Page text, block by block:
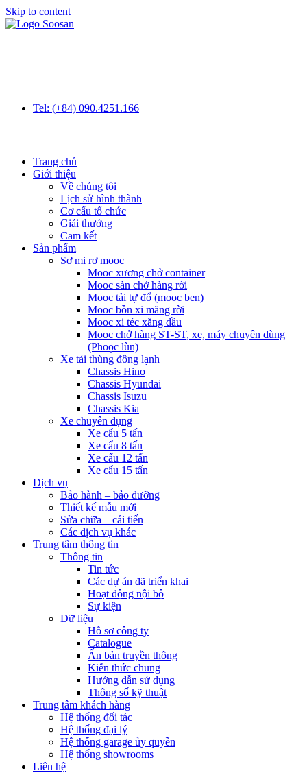
Skip to content
Tel: (+84) 090.4251.166
Trang chủ
Giới thiệu
Về chúng tôi
Lịch sử hình thành
Cơ cấu tổ chức
Giải thưởng
Cam kết
Sản phẩm
Sơ mi rơ mooc
Mooc xương chở container
Mooc sàn chở hàng rời
Mooc tải tự đổ (mooc ben)
Mooc bồn xi măng rời
Mooc xi téc xăng dầu
Mooc chở hàng ST-ST, xe, máy chuyên dùng
(Phoọc lùn)
Xe tải thùng đông lạnh
Chassis Hino
Chassis Hyundai
Chassis Isuzu
Chassis Kia
Xe chuyên dụng
Xe cẩu 5 tấn
Xe cẩu 8 tấn
Xe cẩu 12 tấn
Xe cẩu 15 tấn
Dịch vụ
Bảo hành – bảo dưỡng
Thiết kế mẫu mới
Sửa chữa – cải tiến
Các dịch vụ khác
Trung tâm thông tin
Thông tin
Tin tức
Các dự án đã triển khai
Hoạt động nội bộ
Sự kiện
Dữ liệu
Hồ sơ công ty
Catalogue
Ấn bản truyền thông
Kiến thức chung
Hướng dẫn sử dụng
Thông số kỹ thuật
Trung tâm khách hàng
Hệ thống đối tác
Hệ thống đại lý
Hệ thống garage ủy quyền
Hệ thống showrooms
Liên hệ